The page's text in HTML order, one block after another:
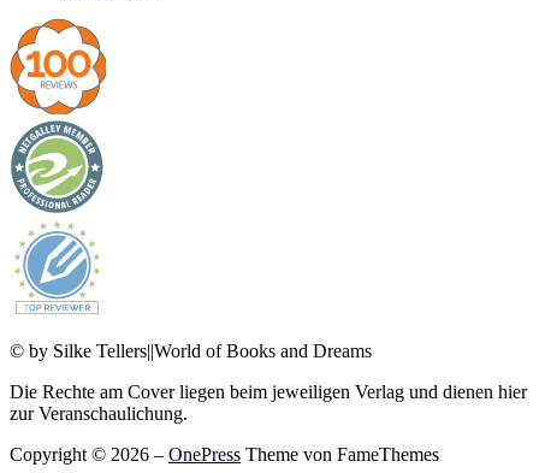
© by Silke Tellers||World of Books and Dreams
Die Rechte am Cover liegen beim jeweiligen Verlag und dienen hier
zur Veranschaulichung.
Copyright © 2026 – OnePress Theme von FameThemes